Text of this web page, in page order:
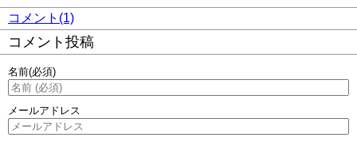
コメント(1)
コメント投稿
名前(必須)
メールアドレス